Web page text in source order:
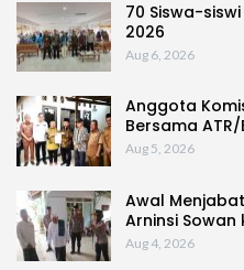
70 Siswa-
2026
Aug 6, 2026
Anggota
Bersama ATR/
Aug 5, 2026
Awal
Arninsi Sowan
Aug 4, 2026